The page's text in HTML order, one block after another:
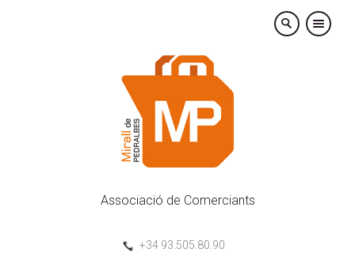
×
Associació de Comerciants
+34 93.505.80.90